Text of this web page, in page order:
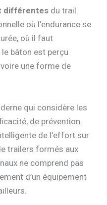
différentes du trail.
où l’endurance se
où il faut
bâton est perçu
une forme de
qui considère les
de prévention
de l’effort sur
trailers formés aux
ne comprend pas
d’un équipement